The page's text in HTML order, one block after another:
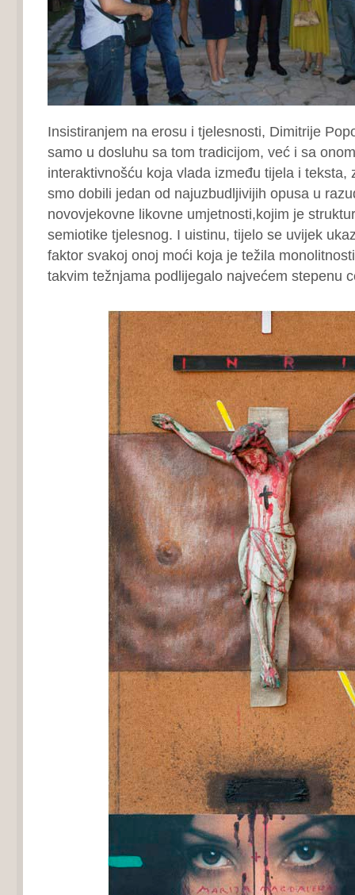
Insistiranjem na erosu i tjelesnosti, Dimitrije
samo u dosluhu sa tom tradicijom, već i sa
interaktivnošću koja vlada između tijela i teksta,
smo dobili jedan od najuzbudljivijih opusa u
novovjekovne likovne umjetnosti,kojim je
semiotike tjelesnog. I uistinu, tijelo se uvijek
faktor svakoj onoj moći koja je težila
takvim težnjama podlijegalo najvećem stepenu